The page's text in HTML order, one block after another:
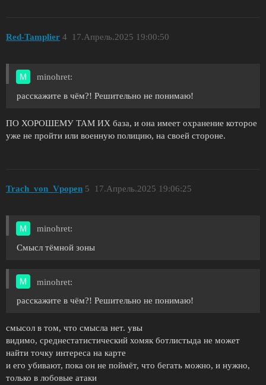
Red-Tamplier 17.Апрель.2025 19:00:50
4
minohret:
расскажите в чём?! Решительно не понимаю!
ПО ХОРОШЕМУ ТАМ ИХ база, и она имеет охранение которое
уже не пройти или военную полицию, на своей стороне.
Trach_von_Vpopen 17.Апрель.2025 19:06:25
5
minohret:
Смысл тёмной зоны
minohret:
расскажите в чём?! Решительно не понимаю!
смысол в том, что смысла нет. увы
видимо, среднестатистический хомяк ботлистыда не может
найти точку интереса на карте
и его убивают, пока он не поймёт, что бегать можно, и нужно,
только в лобовые атаки